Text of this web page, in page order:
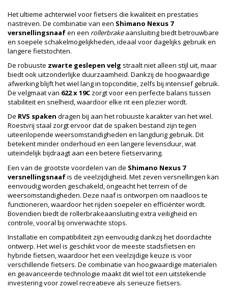
Het ultieme achterwiel voor fietsers die kwaliteit en prestaties
nastreven. De combinatie van een Shimano Nexus 7
versnellingsnaafen een rollerbrakeaansluiting biedt betrouwbare
en soepele schakelmogelijkheden, ideaal voor dagelijks gebruik en
langere fietstochten.
De robuuste zwarte geslepen velg straalt niet alleen stijl uit, maar
biedt ook uitzonderlijke duurzaamheid. Dankzij de hoogwaardige
afwerking blijft het wiel lang in topconditie, zelfs bij intensief gebruik.
De velgmaat van 622 x 19C zorgt voor een perfecte balans tussen
stabiliteit en snelheid, waardoor elke rit een plezier wordt.
De RVS spaken dragen bij aan het robuuste karakter van het wiel.
Roestvrij staal zorgt ervoor dat de spaken bestand zijn tegen
uiteenlopende weersomstandigheden en langdurig gebruik. Dit
betekent minder onderhoud en een langere levensduur, wat
uiteindelijk bijdraagt aan een betere fietservaring.
Een van de grootste voordelen van de Shimano Nexus 7
versnellingsnaafis de veelzijdigheid. Met zeven versnellingen kan
eenvoudig worden geschakeld, ongeacht het terrein of de
weersomstandigheden. Deze naaf is ontworpen om naadloos te
functioneren, waardoor het rijden soepeler en efficiënter wordt.
Bovendien biedt de rollerbrakeaansluiting extra veiligheid en
controle, vooral bij onverwachte stops.
Installatie en compatibiliteit zijn eenvoudig dankzij het doordachte
ontwerp. Het wiel is geschikt voor de meeste stadsfietsen en
hybride fietsen, waardoor het een veelzijdige keuze is voor
verschillende fietsers. De combinatie van hoogwaardige materialen
en geavanceerde technologie maakt dit wiel tot een uitstekende
investering voor zowel recreatieve als serieuze fietsers.